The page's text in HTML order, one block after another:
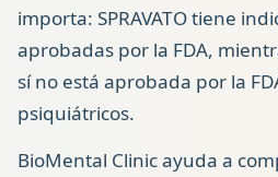
importa: SPRAVATO tiene
aprobadas por la FDA,
sí no está aprobada por la
psiquiátricos.
BioMental Clinic ayuda a